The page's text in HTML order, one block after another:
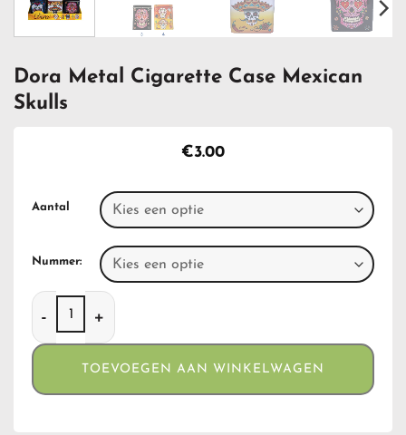
Dora Metal Cigarette Case Mexican
Skulls
€3.00
Aantal
Nummer:
Dora Metal Cigarette Case Mexican Skulls aantal
TOEVOEGEN AAN WINKELWAGEN